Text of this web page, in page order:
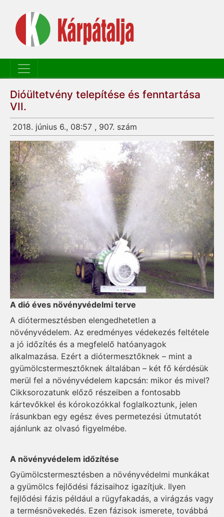
Dióültetvény telepítése és fenntartása
VII.
2018. június 6., 08:57 , 907. szám
A dió éves növényvédelmi terve
A diótermesztésben elengedhetetlen a
növényvédelem. Az eredményes védekezés feltétele
a jó időzítés és a megfelelő hatóanyagok
alkalmazása. Ezért a diótermesztőknek – mint a
gyümölcstermesztőknek általában – két fő kérdésük
merül fel a növényvédelem kapcsán: mikor és mivel?
Cikksorozatunk előző részeiben a fontosabb
kártevőkkel és kórokozókkal foglalkoztunk, jelen
írásunkban egy egész éves permetezési útmutatót
ajánlunk az olvasó figyelmébe.
A növényvédelem időzítése
Gyümölcstermesztésben a növényvédelmi munkákat
a gyümölcs fejlődési fázisaihoz igazítjuk. Ilyen
fejlődési fázis például a rügyfakadás, a virágzás vagy
a termésnövekedés. Ezen fázisok ismerete, továbbá